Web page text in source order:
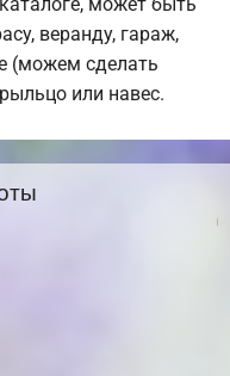
веранду, гараж,
(можем сделать
или навес.